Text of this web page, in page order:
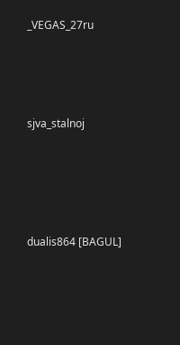
_VEGAS_27ru
sjva_stalnoj
dualis864 [BAGUL]